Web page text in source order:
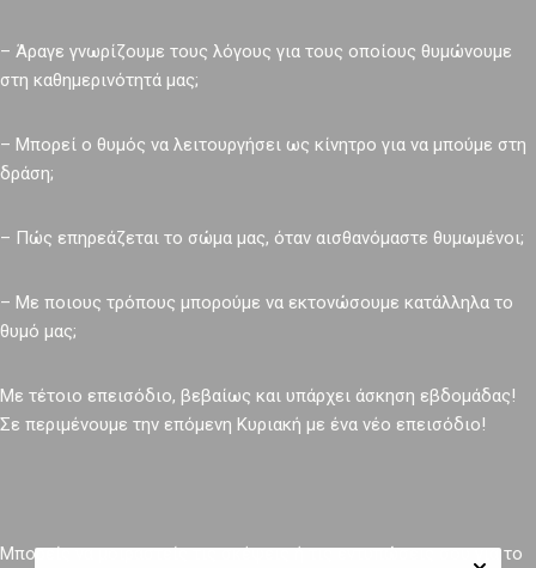
– Άραγε γνωρίζουμε τους λόγους για τους οποίους θυμώνουμε
στη καθημερινότητά μας;
– Μπορεί ο θυμός να λειτουργήσει ως κίνητρο για να μπούμε στη
δράση;
– Πώς επηρεάζεται το σώμα μας, όταν αισθανόμαστε θυμωμένοι;
– Με ποιους τρόπους μπορούμε να εκτονώσουμε κατάλληλα το
θυμό μας;
Με τέτοιο επεισόδιο, βεβαίως και υπάρχει άσκηση εβδομάδας!
Σε περιμένουμε την επόμενη Κυριακή με ένα νέο επεισόδιο!
Μπορείς να μοιραστείς τις σκέψεις ή τις εντυπώσεις σου για το